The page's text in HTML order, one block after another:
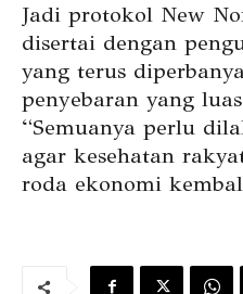
Jadi protokol New
disertai dengan
yang terus
penyebaran yang
“Semuanya perlu
agar kesehatan
roda ekonomi